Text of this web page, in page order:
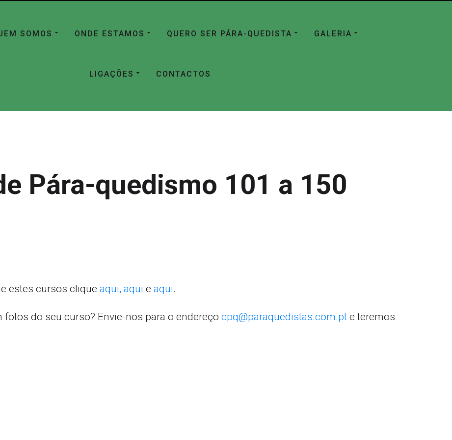
SOMOS ONDE ESTAMOS QUERO SER PÁRA-QUEDISTA GALERIA
LIGAÇÕES CONTACTOS
Pára-quedismo 101 a 150
estes cursos clique aqui, aqui e aqui.
do seu curso? Envie-nos para o endereço cpq@paraquedistas.com.pt e teremos